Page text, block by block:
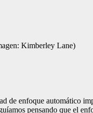
Kimberley Lane)
de enfoque automático
pensando que el